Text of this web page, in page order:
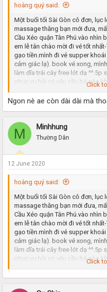
hoàng quý said:
Một buổi tối Sài Gòn cô đơn, lục
massage thằng bạn mới đưa,
Cầu Xéo quận Tân Phú.vào
em lễ tân chào mời đi vé tốt
gạo tiền.mình đi vé supper
cảm giác lạ). book vé xong,
làm dĩa trái cây free lót dạ ^^.5p
phục vụ hỏi có yêu cầu bé nào
02(được thằng bạn giới thiệu số
xin được bỏ qua.đi thẳng luôn
chuẩn(khoảng 21t).đúng với tâm
ôm ngay em vào lòng. nằm vuốt
tắm cho mình. sau đó mình yêu
sau.em nó vui vẻ đồng ý.em nó
thằng nhỏ của mình cũng bắt
đôi bàn tay thoải mái khám
nhỏ của mình thì được đôi môi
bi, lúc ngậm nước ấm đúng là
đi vé này lâu ra và kích thích
trong sung sướng.trong lòng
sẻ địa chỉ. bạn nào chưa đi thì
Click to
Ngon nè ae còn dài dài mà
M Minhhung
Thường Dân
12 June 2020
hoàng quý said:
Một buổi tối Sài Gòn cô đơn, lục
massage thằng bạn mới đưa,
Cầu Xéo quận Tân Phú.vào
em lễ tân chào mời đi vé tốt
gạo tiền.mình đi vé supper
cảm giác lạ). book vé xong,
làm dĩa trái cây free lót dạ ^^.5p
phục vụ hỏi có yêu cầu bé nào
02(được thằng bạn giới thiệu số
Click to